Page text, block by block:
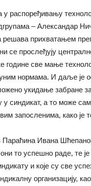
у распоређивању
– Александар
решава прихватањем
прослеђују
године све мање
нормама. И даље је
укидање
у синдикат, а то може
запосленима, како је
Параћина Ивана
то успешно раде, те
и које су све
организацију,